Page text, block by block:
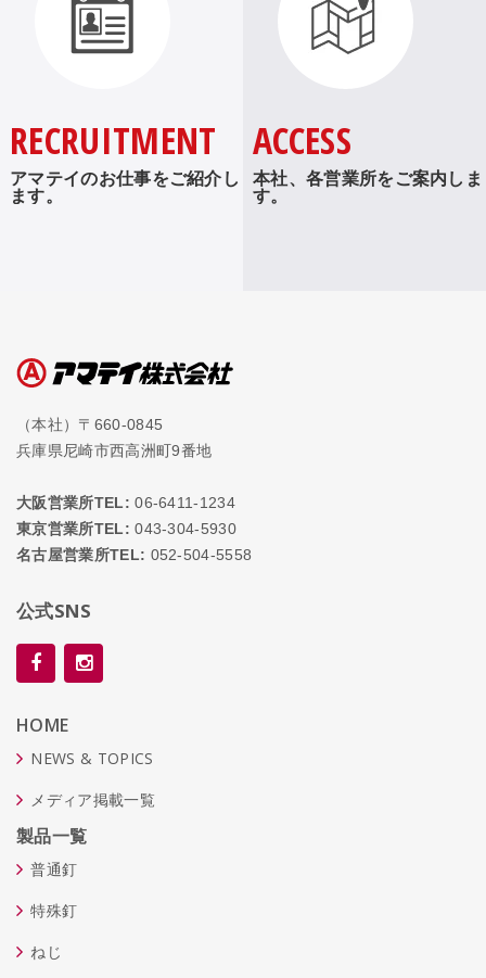
RECRUITMENT
アマテイのお仕事をご紹介し
ます。
ACCESS
本社、各営業所をご案内しま
す。
（本社）〒660-0845
兵庫県尼崎市西高洲町9番地
大阪営業所TEL: 06-6411-1234
東京営業所TEL: 043-304-5930
名古屋営業所TEL: 052-504-5558
公式SNS
HOME
NEWS & TOPICS
メディア掲載一覧
製品一覧
普通釘
特殊釘
ねじ